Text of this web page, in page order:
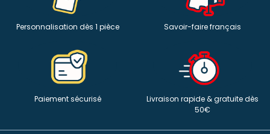
Personnalisation dès 1 pièce Savoir-faire français
Paiement sécurisé
Livraison rapide & gratuite dès
50€